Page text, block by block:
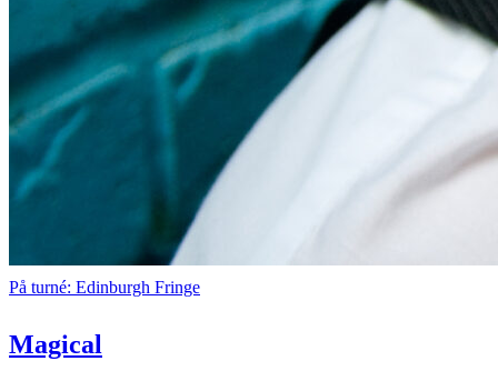
På turné: Edinburgh Fringe
Magical